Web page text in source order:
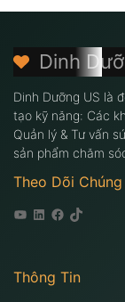
Dinh
Dinh Dưỡng US là
tạo kỹ năng: Các
Quản lý & Tư vấn
sản phẩm chăm
Theo Dõi Chúng
Youtube
Linkedin
Facebook
Tiktok
Thông Tin